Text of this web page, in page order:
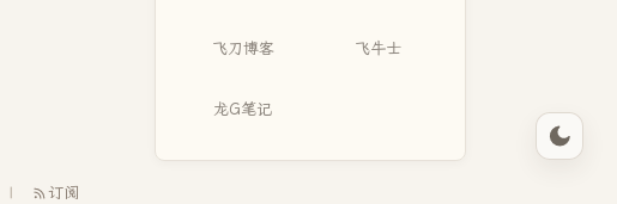
飞刀博客 飞牛士
龙G笔记
订阅